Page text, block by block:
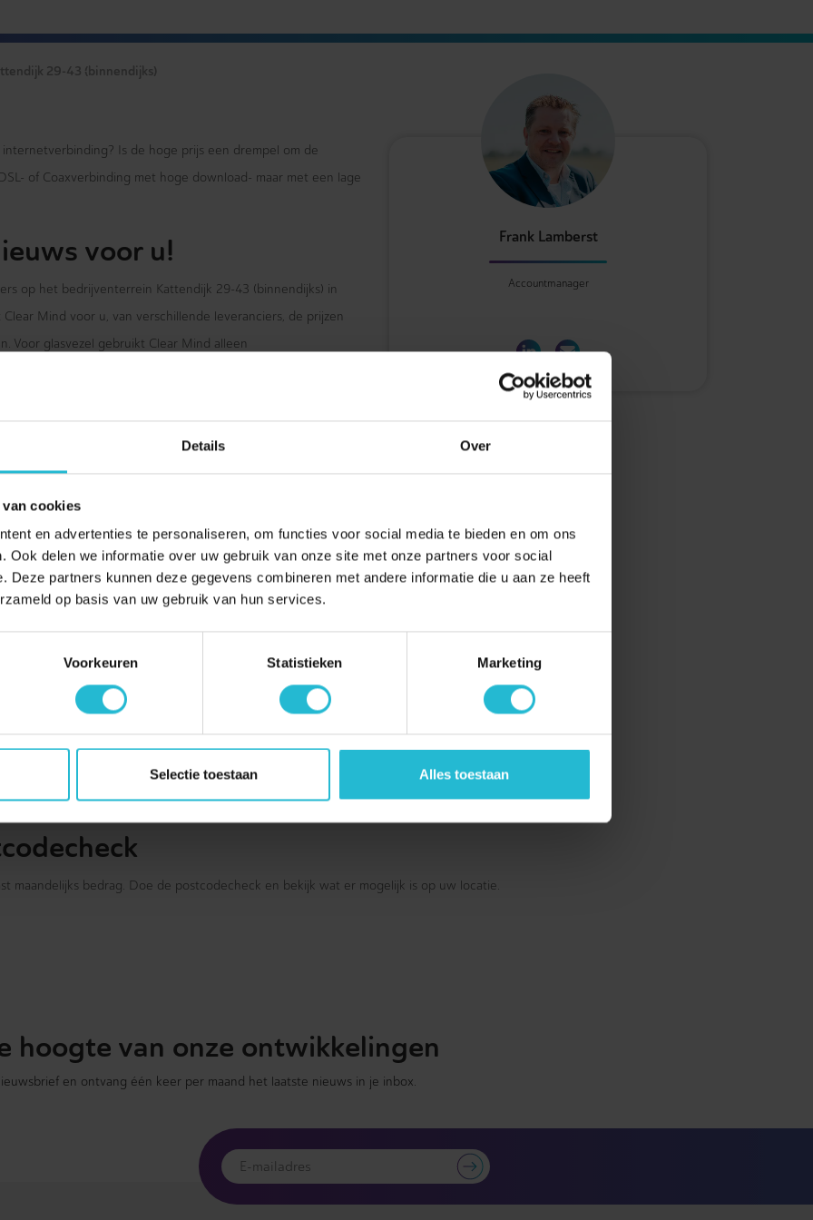
Details Over
cookies
en advertenties te personaliseren, om functies voor social media te bieden en om ons
Ook delen we informatie over uw gebruik van onze site met onze partners voor social
Deze partners kunnen deze gegevens combineren met andere informatie die u aan ze heeft
op basis van uw gebruik van hun services.
Voorkeuren Statistieken Marketing
Selectie toestaan Alles toestaan
29-43 (binnendijks)
Is de hoge prijs een drempel om de
of Coaxverbinding met hoge download- maar met een lage
voor u!
op het bedrijventerrein Kattendijk 29-43 (binnendijks) in
Mind voor u, van verschillende leveranciers, de prijzen
Voor glasvezel gebruikt Clear Mind alleen
en Delta Fiber. Maar daar houdt het niet op! Wij
en mobiele telefonie)
passend glasvezel
Gbps up- en download realiseren.
meerdere IP-adressen, extra VLAN-
voor iedere ondernemer, groot én klein, een passend
wat de mogelijkheden zijn voor uw bedrijf. Liever
online afspraakin of
laat een bericht achter via het
met u op.
Frank Lamberst
Accountmanager
maandelijks bedrag. Doe de postcodecheck en bekijk wat er mogelijk is op uw locatie.
hoogte van onze ontwikkelingen
en ontvang één keer per maand het laatste nieuws in je inbox.